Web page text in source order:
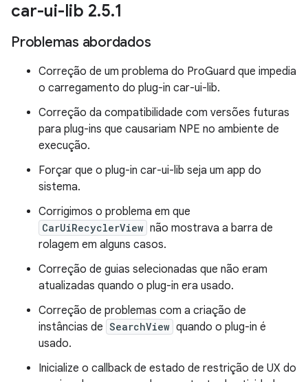
car-ui-lib 2.5.1
Problemas abordados
Correção de um problema do ProGuard que impedia
o carregamento do plug-in car-ui-lib.
Correção da compatibilidade com versões futuras
para plug-ins que causariam NPE no ambiente de
execução.
Forçar que o plug-in car-ui-lib seja um app do
sistema.
Corrigimos o problema em que
CarUiRecyclerView não mostrava a barra de
rolagem em alguns casos.
Correção de guias selecionadas que não eram
atualizadas quando o plug-in era usado.
Correção de problemas com a criação de
instâncias de SearchView quando o plug-in é
usado.
Inicialize o callback de estado de restrição de UX do